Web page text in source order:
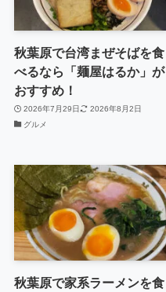
秋葉原で台湾まぜそばを食
べるなら「麺屋はるか」が
おすすめ！
2026年7月29日
2026年8月2日
グルメ
秋葉原で家系ラーメンを食